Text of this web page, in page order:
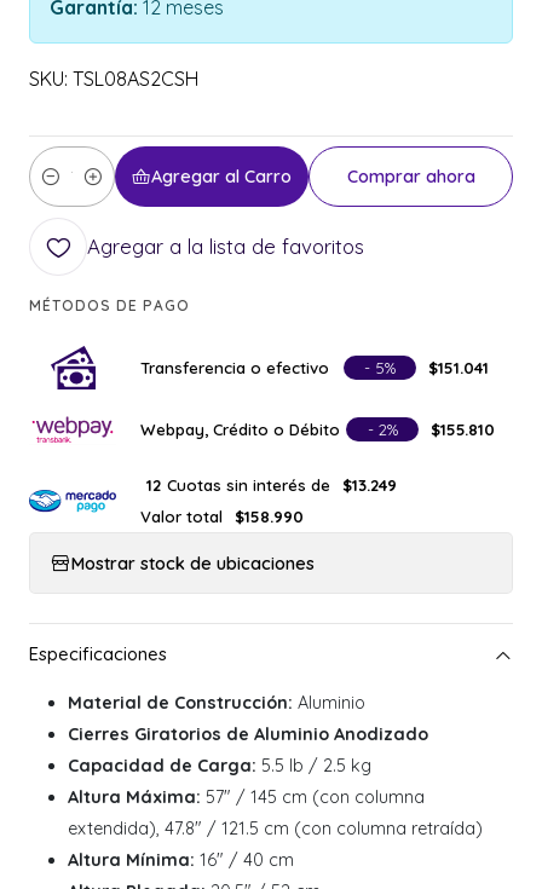
Garantía: 12 meses
SKU: TSL08AS2CSH
Cantidad
Agregar al Carro Comprar ahora
Agregar a la lista de favoritos
MÉTODOS DE PAGO
Transferencia o efectivo - 5% $151.041
Webpay, Crédito o Débito - 2% $155.810
12 Cuotas sin interés de
$13.249
Valor total
$158.990
Mostrar stock de ubicaciones
Material de Construcción: Aluminio
Cierres Giratorios de Aluminio Anodizado
Capacidad de Carga: 5.5 lb / 2.5 kg
Altura Máxima: 57" / 145 cm (con columna
extendida), 47.8" / 121.5 cm (con columna retraída)
Altura Mínima: 16" / 40 cm